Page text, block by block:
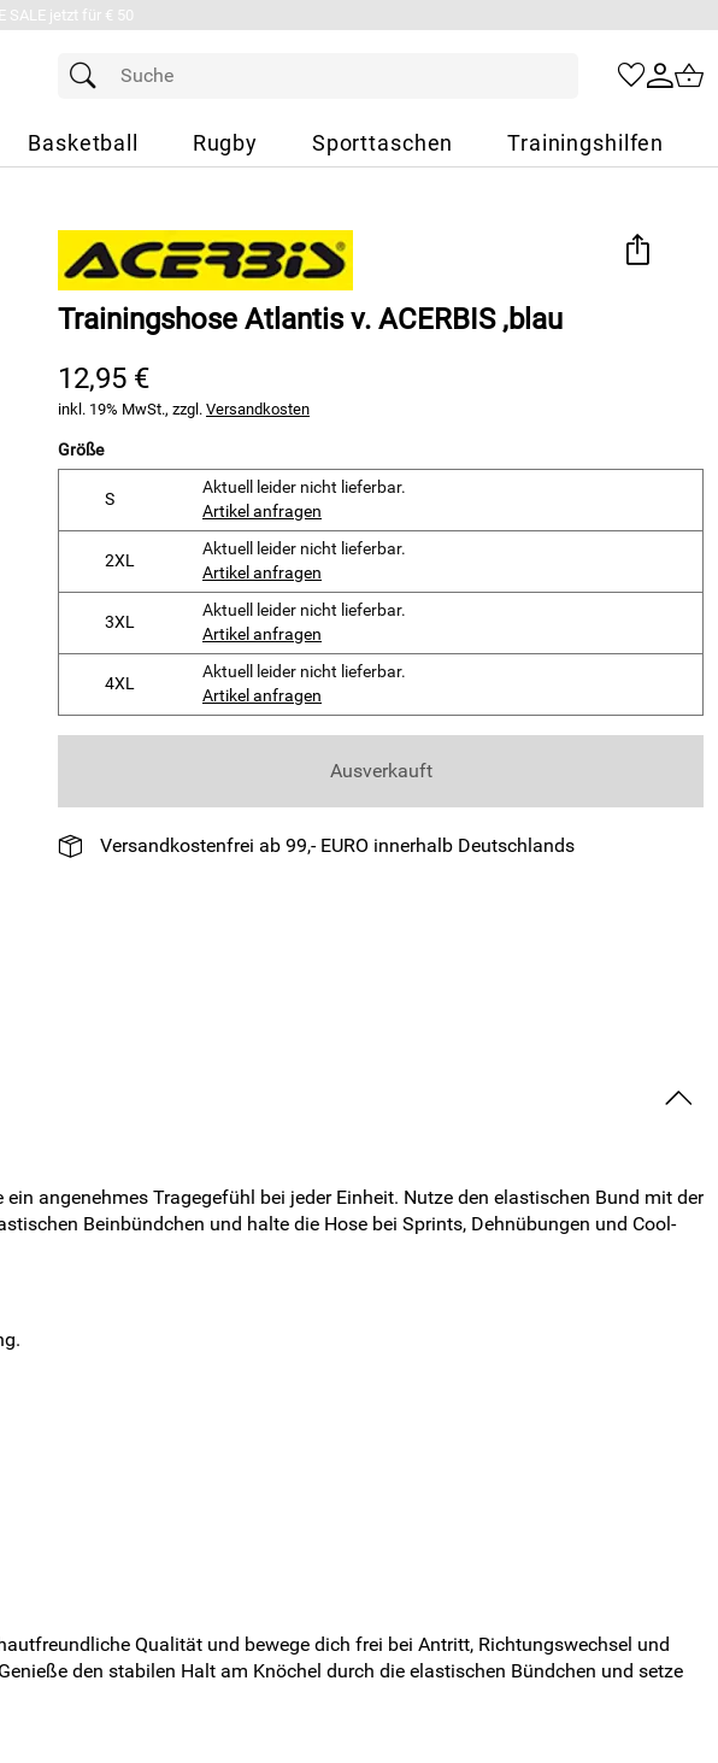
SALE jetzt für € 50
Basketball Rugby Sporttaschen Trainingshilfen
Trainingshose Atlantis v. ACERBIS ,blau
12,95 €
inkl. 19% MwSt., zzgl. Versandkosten
Größe
S
Aktuell leider nicht lieferbar.
Artikel anfragen
2XL
Aktuell leider nicht lieferbar.
Artikel anfragen
3XL
Aktuell leider nicht lieferbar.
Artikel anfragen
4XL
Aktuell leider nicht lieferbar.
Artikel anfragen
Ausverkauft
Versandkostenfrei ab 99,- EURO innerhalb Deutschlands
angenehmes Tragegefühl bei jeder Einheit. Nutze den elastischen Bund mit der
Beinbündchen und halte die Hose bei Sprints, Dehnübungen und Cool-
Qualität und bewege dich frei bei Antritt, Richtungswechsel und
den stabilen Halt am Knöchel durch die elastischen Bündchen und setze